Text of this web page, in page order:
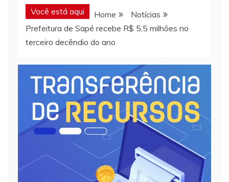
Você está aqui Home
Notícias
Prefeitura de Sapé recebe R$ 5,5 milhões no
terceiro decêndio do ano